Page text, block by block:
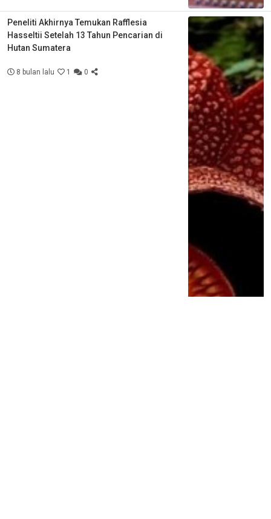
Peneliti Akhirnya Temukan Rafflesia
Hasseltii Setelah 13 Tahun Pencarian di
Hutan Sumatera
8 bulan lalu 1 0